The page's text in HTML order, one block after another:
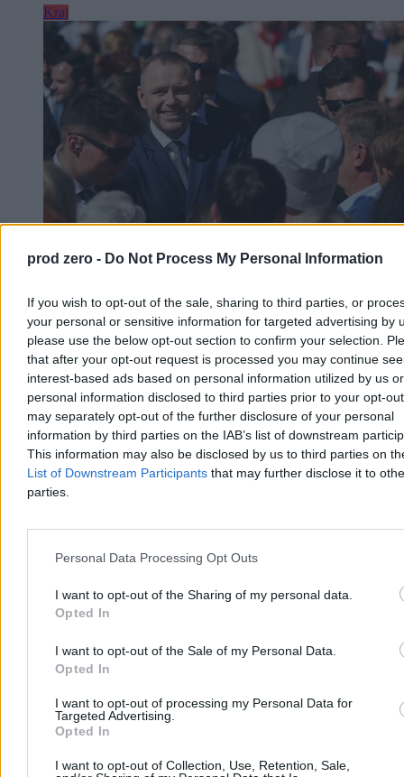
prod zero - Do Not Process My Personal Information
If you wish to opt-out of the sale, sharing to third parties, or
your personal or sensitive information for targeted advertising by
please use the below opt-out section to confirm your selection.
that after your opt-out request is processed you may continue
interest-based ads based on personal information utilized by us or
personal information disclosed to third parties prior to your opt-
may separately opt-out of the further disclosure of your personal
information by third parties on the IAB’s list of downstream
This information may also be disclosed by us to third parties on
List of Downstream Participants that may further disclose it to
parties.
Personal Data Processing Opt Outs
I want to opt-out of the Sharing of my personal data.
Opted In
I want to opt-out of the Sale of my Personal Data.
Opted In
I want to opt-out of processing my Personal Data for
Targeted Advertising.
Opted In
I want to opt-out of Collection, Use, Retention, Sale,
Kraj
Nawrocki w Skawinie: Pilnowanie żyrandoli jest
nie dla mnie
Prezydent Karol Nawrocki podczas niedzielnego spotkania z
mieszkańcami Skawiny zapowiedział, że drugi rok jego
prezydentury będzie wyglądał tak samo jak pierwszy. Zamiast
„pilnować żyrandoli” w pałacu, chce jeździć po kraju i spotykać się
z Polakami – niezależnie od pytań mediów o koszty tych wizyt.
Aleksandra Cieślik
Dzisiaj 16:07
Kraj